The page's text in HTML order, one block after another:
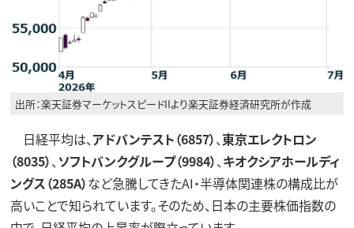
出所：楽天証券マーケットスピードIIより楽天証券経済研究所が作成
日経平均は、アドバンテスト（6857）、東京エレクトロン
（8035）、ソフトバンクグループ（9984）、キオクシアホールディ
ングス（285A）など急騰してきたAI・半導体関連株の構成比が
高いことで知られています。そのため、日本の主要株価指数の